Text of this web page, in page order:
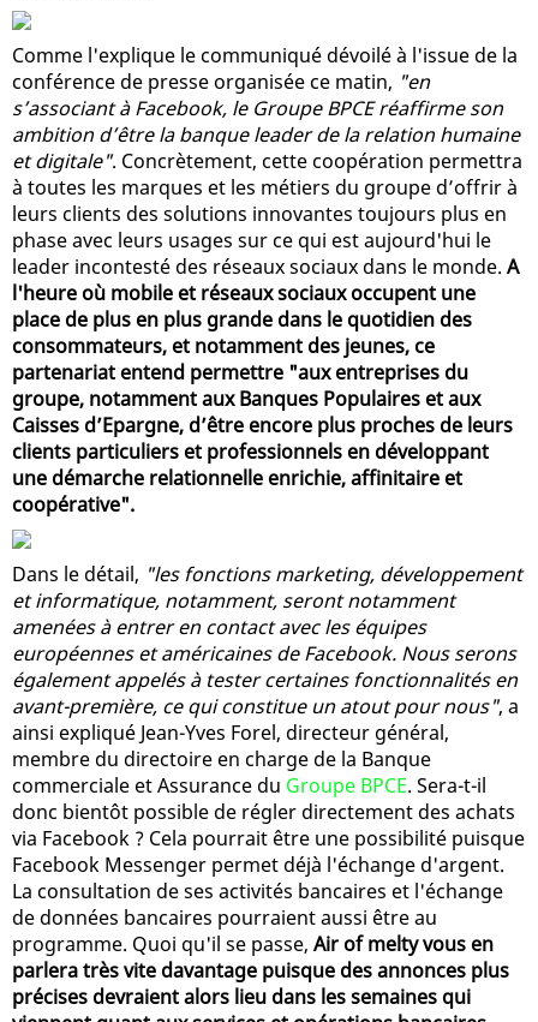
Comme l'explique le communiqué dévoilé à l'issue de la
conférence de presse organisée ce matin, "en
s’associant à Facebook, le Groupe BPCE réaffirme son
ambition d’être la banque leader de la relation humaine
et digitale". Concrètement, cette coopération permettra
à toutes les marques et les métiers du groupe d’offrir à
leurs clients des solutions innovantes toujours plus en
phase avec leurs usages sur ce qui est aujourd'hui le
leader incontesté des réseaux sociaux dans le monde. A
l'heure où mobile et réseaux sociaux occupent une
place de plus en plus grande dans le quotidien des
consommateurs, et notamment des jeunes, ce
partenariat entend permettre "aux entreprises du
groupe, notamment aux Banques Populaires et aux
Caisses d’Epargne, d’être encore plus proches de leurs
clients particuliers et professionnels en développant
une démarche relationnelle enrichie, affinitaire et
coopérative".
Dans le détail, "les fonctions marketing, développement
et informatique, notamment, seront notamment
amenées à entrer en contact avec les équipes
européennes et américaines de Facebook. Nous serons
également appelés à tester certaines fonctionnalités en
avant-première, ce qui constitue un atout pour nous", a
ainsi expliqué Jean-Yves Forel, directeur général,
membre du directoire en charge de la Banque
commerciale et Assurance du Groupe BPCE. Sera-t-il
donc bientôt possible de régler directement des achats
via Facebook ? Cela pourrait être une possibilité puisque
Facebook Messenger permet déjà l'échange d'argent.
La consultation de ses activités bancaires et l'échange
de données bancaires pourraient aussi être au
programme. Quoi qu'il se passe, Air of melty vous en
parlera très vite davantage puisque des annonces plus
précises devraient alors lieu dans les semaines qui